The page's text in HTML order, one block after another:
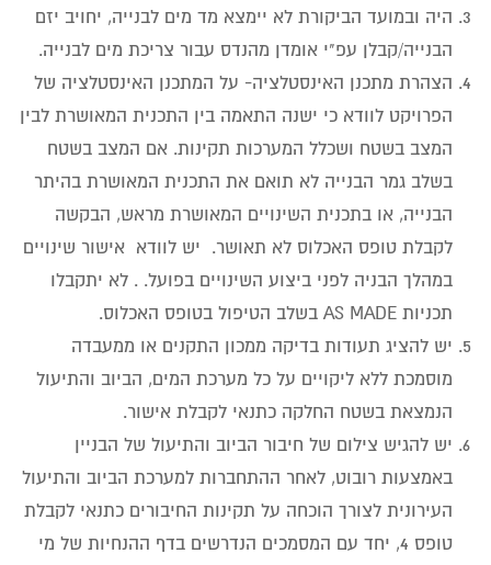
היה ובמועד הביקורת לא יימצא מד מים לבנייה, יחויב יזם
הבנייה/קבלן עפ"י אומדן מהנדס עבור צריכת מים לבנייה.
הצהרת מתכנן האינסטלציה- על המתכנן האינסטלציה של
הפרויקט לוודא כי ישנה התאמה בין התכנית המאושרת לבין
המצב בשטח ושכלל המערכות תקינות. אם המצב בשטח
בשלב גמר הבנייה לא תואם את התכנית המאושרת בהיתר
הבנייה, או בתכנית השינויים המאושרת מראש, הבקשה
לקבלת טופס האכלוס לא תאושר. יש לוודא אישור שינויים
במהלך הבניה לפני ביצוע השינויים בפועל. . לא יתקבלו
תכניות AS MADE בשלב הטיפול בטופס האכלוס.
יש להציג תעודות בדיקה ממכון התקנים או ממעבדה
מוסמכת ללא ליקויים על כל מערכת המים, הביוב והתיעול
הנמצאת בשטח החלקה כתנאי לקבלת אישור.
יש להגיש צילום של חיבור הביוב והתיעול של הבניין
באמצעות רובוט, לאחר ההתחברות למערכת הביוב והתיעול
העירונית לצורך הוכחה על תקינות החיבורים כתנאי לקבלת
טופס 4, יחד עם המסמכים הנדרשים בדף ההנחיות של מי